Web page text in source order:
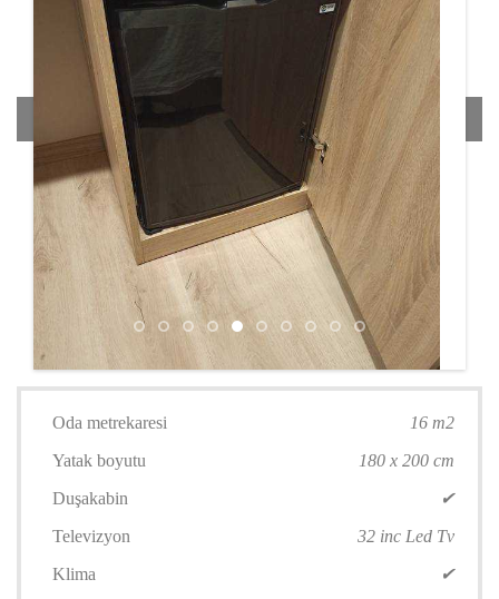
Oda metrekaresi
16 m2
Yatak boyutu
180 x 200 cm
Duşakabin
✔
Televizyon
32 inc Led Tv
Klima
✔